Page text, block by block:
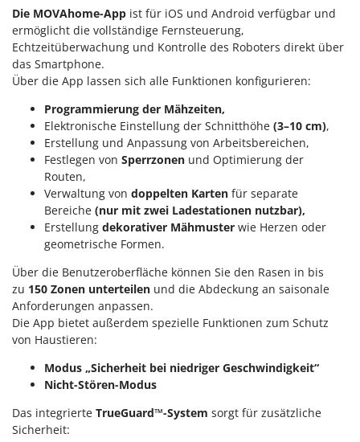
Tragbare Powerstationen
Traktor-Heckenscheren mit Ausleger
U
Umfüllpumpen
Umkehrfräsen
Vakuumiergeräte
Vertikutierer
Vogelscheuchen - Vogelabwehr
Wasserpumpen
Wasserpumpen für Traktoren
Wein- und Obstpressen
Wein- und Ölschichtenfilter
Weitere Produkte
Wiesenwalzen für Traktor
Wippsägen
Wurstfüller
J JOLLY ITALIA
K
KAAZ
Karcher
Kasco
Kemper
Kenwood
Keter
KitchenAid
Komo
L
Laica
Lampacrescia - MGM
Landxcape
Lavor
Lisam
Die MOVAhome-App ist für iOS und Android verfügbar und
ermöglicht die vollständige Fernsteuerung,
Echtzeitüberwachung und Kontrolle des Roboters direkt über
das Smartphone.
Über die App lassen sich alle Funktionen konfigurieren:
Programmierung der Mähzeiten,
Elektronische Einstellung der Schnitthöhe (3–10 cm),
Erstellung und Anpassung von Arbeitsbereichen,
Festlegen von Sperrzonen und Optimierung der
Routen,
Verwaltung von doppelten Karten für separate
Bereiche (nur mit zwei Ladestationen nutzbar),
Erstellung dekorativer Mähmuster wie Herzen oder
geometrische Formen.
Über die Benutzeroberfläche können Sie den Rasen in bis
zu 150 Zonen unterteilen und die Abdeckung an saisonale
Anforderungen anpassen.
Die App bietet außerdem spezielle Funktionen zum Schutz
von Haustieren:
Modus „Sicherheit bei niedriger Geschwindigkeit“
Nicht-Stören-Modus
Das integrierte TrueGuard™-System sorgt für zusätzliche
Sicherheit: